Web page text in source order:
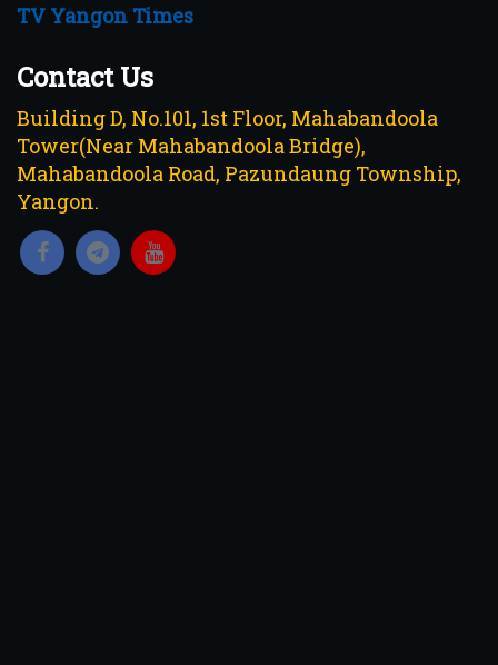
TV Yangon Times
Contact Us
Building D, No.101, 1st Floor, Mahabandoola
Tower(Near Mahabandoola Bridge),
Mahabandoola Road, Pazundaung Township,
Yangon.